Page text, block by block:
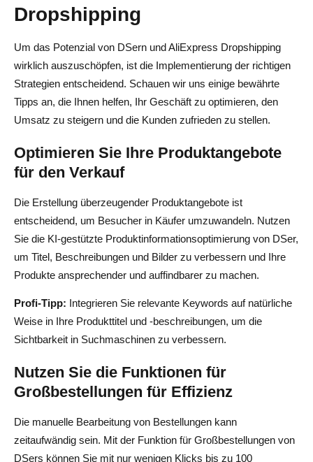
Dropshipping
Um das Potenzial von DSern und AliExpress Dropshipping
wirklich auszuschöpfen, ist die Implementierung der richtigen
Strategien entscheidend. Schauen wir uns einige bewährte
Tipps an, die Ihnen helfen, Ihr Geschäft zu optimieren, den
Umsatz zu steigern und die Kunden zufrieden zu stellen.
Optimieren Sie Ihre Produktangebote
für den Verkauf
Die Erstellung überzeugender Produktangebote ist
entscheidend, um Besucher in Käufer umzuwandeln. Nutzen
Sie die KI-gestützte Produktinformationsoptimierung von DSer,
um Titel, Beschreibungen und Bilder zu verbessern und Ihre
Produkte ansprechender und auffindbarer zu machen.
Profi-Tipp: Integrieren Sie relevante Keywords auf natürliche
Weise in Ihre Produkttitel und -beschreibungen, um die
Sichtbarkeit in Suchmaschinen zu verbessern.
Nutzen Sie die Funktionen für
Großbestellungen für Effizienz
Die manuelle Bearbeitung von Bestellungen kann
zeitaufwändig sein. Mit der Funktion für Großbestellungen von
DSers können Sie mit nur wenigen Klicks bis zu 100